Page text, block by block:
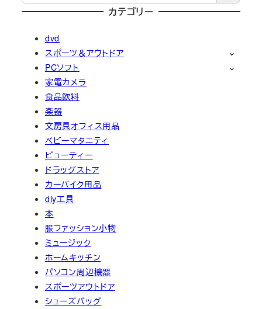
カテゴリー
dvd
スポーツ＆アウトドア
PCソフト
家電カメラ
食品飲料
楽器
文房具オフィス用品
ベビーマタニティ
ビューティー
ドラッグストア
カーバイク用品
diy工具
本
服ファッション小物
ミュージック
ホームキッチン
パソコン周辺機器
スポーツアウトドア
シューズバッグ